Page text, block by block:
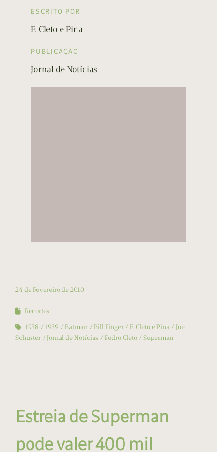
ESCRITO POR
F. Cleto e Pina
PUBLICAÇÃO
Jornal de Notícias
24 de Fevereiro de 2010
Recortes
1938
1939 Batman Bill Finger F. Cleto e Pina
Joe
Schuster
Jornal de Notícias Pedro Cleto Superman
Estreia de Superman
pode valer 400 mil